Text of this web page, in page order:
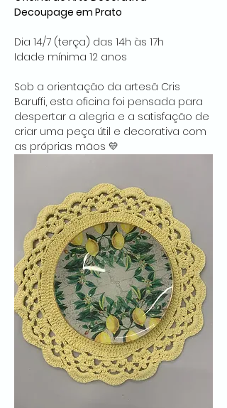
Decoupage em Prato
Dia 14/7 (terça) das 14h às 17h
Idade mínima 12 anos
Sob a orientação da artesã Cris
Baruffi, esta oficina foi pensada para
despertar a alegria e a satisfação de
criar uma peça útil e decorativa com
as próprias mãos 💛